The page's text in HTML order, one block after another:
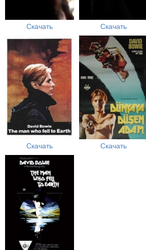
Скачать Скачать
Скачать Скачать